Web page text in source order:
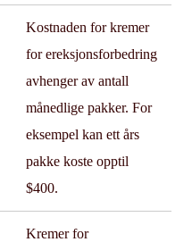
Kostnaden for kremer
for ereksjonsforbedring
avhenger av antall
månedlige pakker. For
eksempel kan ett års
pakke koste opptil
$400.
Kremer for